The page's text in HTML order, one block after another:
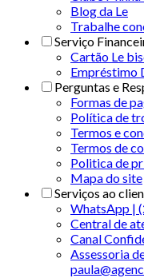
Blog da Le
Trabalhe
Serviço
Cartão Le
Empréstimo
Perguntas e
Formas de
Política de
Termos e
Termos de
Politica de
Mapa do site
Serviços ao
WhatsApp |
Central de
Canal
Assessoria